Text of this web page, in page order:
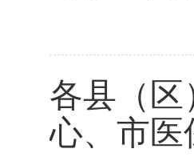
各县（
心、市医